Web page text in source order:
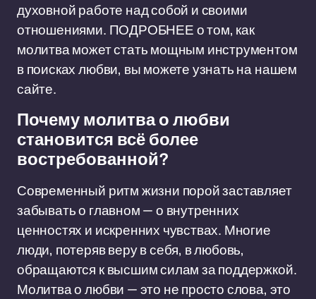
духовной работе над собой и своими
отношениями. ПОДРОБНЕЕ о том, как
молитва может стать мощным инструментом
в поисках любви, вы можете узнать на нашем
сайте.
Почему молитва о любви
становится всё более
востребованной?
Современный ритм жизни порой заставляет
забывать о главном — о внутренних
ценностях и искренних чувствах. Многие
люди, потеряв веру в себя, в любовь,
обращаются к высшим силам за поддержкой.
Молитва о любви — это не просто слова, это